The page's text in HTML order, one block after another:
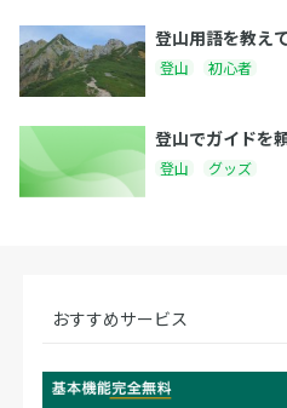
登山用語を教え
登山 初心者
登山でガイドを
登山 グッズ
おすすめサービス